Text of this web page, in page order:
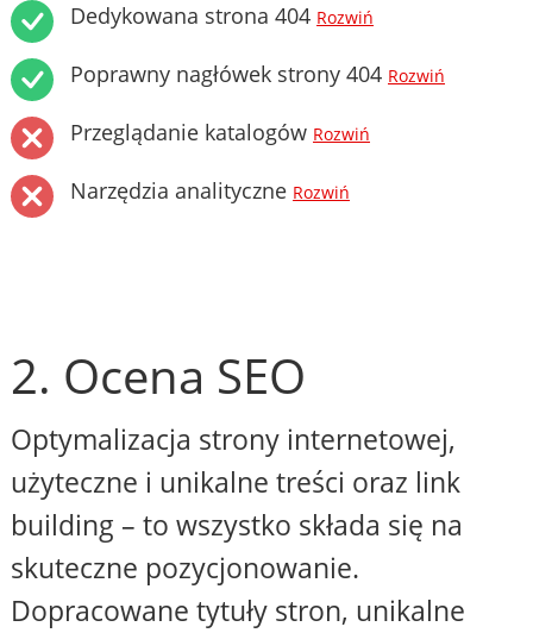
Dedykowana strona 404 Rozwiń
Poprawny nagłówek strony 404 Rozwiń
Przeglądanie katalogów Rozwiń
Narzędzia analityczne Rozwiń
2. Ocena SEO
Optymalizacja strony internetowej,
użyteczne i unikalne treści oraz link
building – to wszystko składa się na
skuteczne pozycjonowanie.
Dopracowane tytuły stron, unikalne